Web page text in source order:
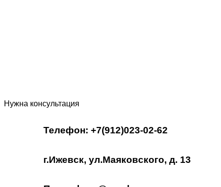
Нужна консультация
Телефон: +7(912)023-02-62
г.Ижевск, ул.Маяковского, д. 13